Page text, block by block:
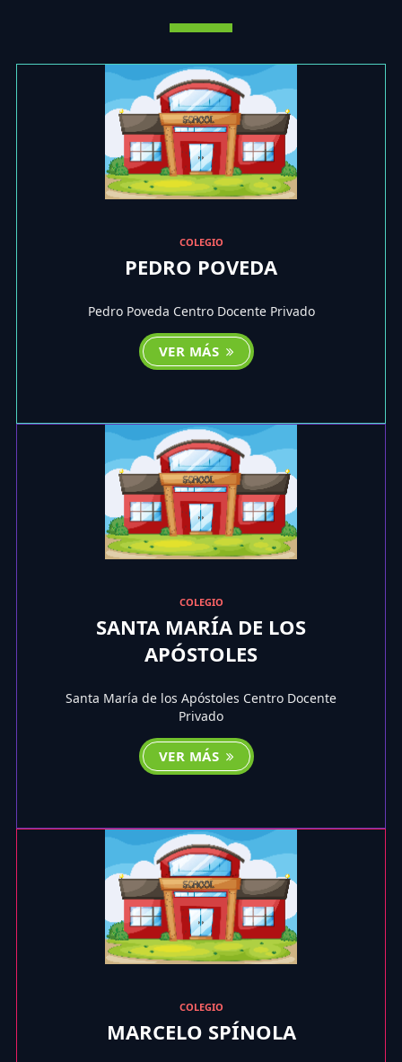
COLEGIO
PEDRO POVEDA
Pedro Poveda Centro Docente Privado
VER MÁS
COLEGIO
SANTA MARÍA DE LOS
APÓSTOLES
Santa María de los Apóstoles Centro Docente
Privado
VER MÁS
COLEGIO
MARCELO SPÍNOLA